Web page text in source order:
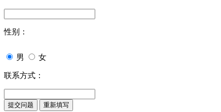
性别：
男 女
联系方式：